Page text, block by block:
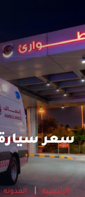
سعر
الرئيسية المدونه